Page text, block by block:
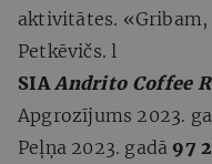
aktivitātes.
Petkēvičs. l
SIAAndrito Coffee
Apgrozījums 2023.
Peļņa 2023. gadā 97